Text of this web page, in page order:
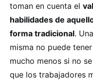
toman en cuenta el
habilidades de
forma tradicional.
misma no puede
mucho menos si no
que los trabajadores